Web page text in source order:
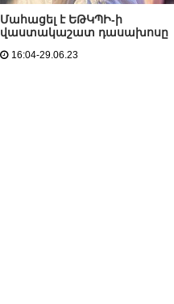
Մահացել է ԵԹԿՊԻ-ի
վաստակաշատ դասախոսը
16:04-29.06.23